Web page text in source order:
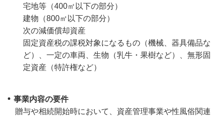
宅地等（400㎡以下の部分）
建物（800㎡以下の部分）
次の減価償却資産
固定資産税の課税対象になるもの（機械、器具備品な
ど）、一定の車両、生物（乳牛・果樹など）、無形固
定資産（特許権など）
事業内容の要件
贈与や相続開始時において、資産管理事業や性風俗関連